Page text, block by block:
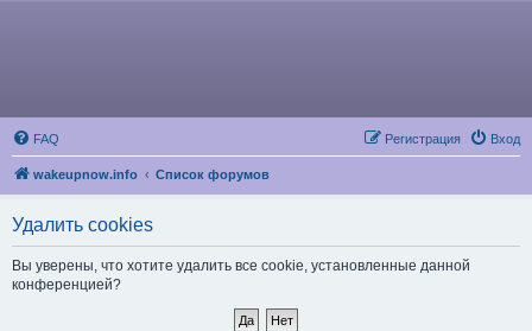
FAQ Вход
Регистрация
wakeupnow.info Список форумов
Удалить cookies
Вы уверены, что хотите удалить все cookie, установленные данной
конференцией?